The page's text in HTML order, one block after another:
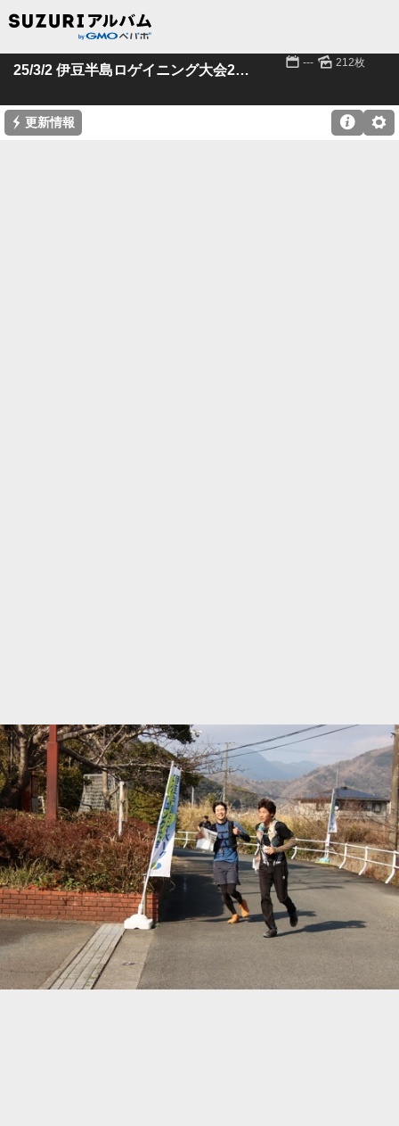
25/3/2 伊豆半島ロゲイニング大会2025 📅 --- 🌄 212枚
⚡ 更新情報 ⚙
